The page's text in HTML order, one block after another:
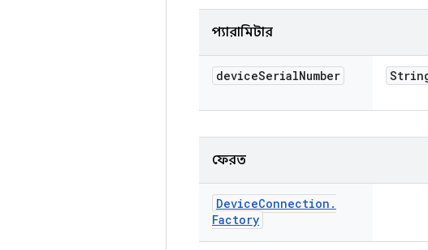
প্যারামিটার
deviceSerialNumber
ফেরত
DeviceConnection .
Factory